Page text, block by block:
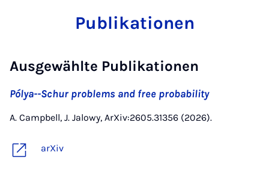
Publikationen
Ausgewählte Publikationen
Pólya--Schur problems and free probability
A. Campbell, J. Jalowy, ArXiv:2605.31356 (2026).
arXiv